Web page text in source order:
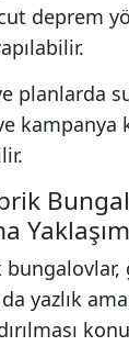
deprem
planlarda
kampanya
yazlık